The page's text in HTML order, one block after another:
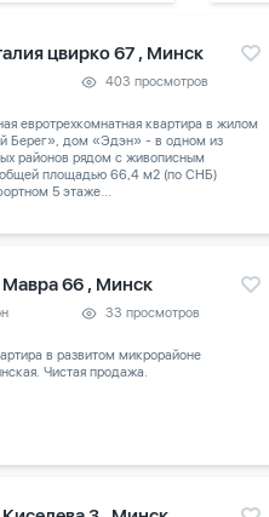
цвирко 67 , Минск
403 просмотров
евротрехкомнатная квартира в жилом
Берег», дом «Эдэн» - в одном из
районов рядом с живописным
площадью 66,4 м2 (по СНБ)
5 этаже...
Мавра 66 , Минск
33 просмотров
в развитом микрорайоне
Чистая продажа.